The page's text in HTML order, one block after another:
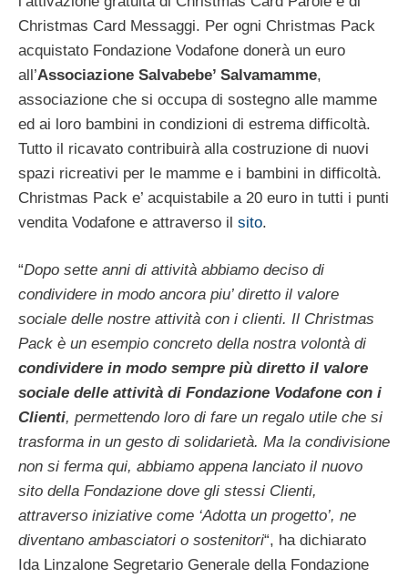
Christmas Card Messaggi. Per ogni Christmas Pack
acquistato Fondazione Vodafone donerà un euro
all’Associazione Salvabebe’ Salvamamme,
associazione che si occupa di sostegno alle mamme
ed ai loro bambini in condizioni di estrema difficoltà.
Tutto il ricavato contribuirà alla costruzione di nuovi
spazi ricreativi per le mamme e i bambini in difficoltà.
Christmas Pack e’ acquistabile a 20 euro in tutti i punti
vendita Vodafone e attraverso il sito.
“Dopo sette anni di attività abbiamo deciso di
condividere in modo ancora piu’ diretto il valore
sociale delle nostre attività con i clienti. Il Christmas
Pack è un esempio concreto della nostra volontà di
condividere in modo sempre più diretto il valore
sociale delle attività di Fondazione Vodafone con i
Clienti, permettendo loro di fare un regalo utile che si
trasforma in un gesto di solidarietà. Ma la condivisione
non si ferma qui, abbiamo appena lanciato il nuovo
sito della Fondazione dove gli stessi Clienti,
attraverso iniziative come ‘Adotta un progetto’, ne
diventano ambasciatori o sostenitori“, ha dichiarato
Ida Linzalone Segretario Generale della Fondazione